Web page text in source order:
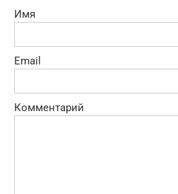
Имя
Email
Комментарий